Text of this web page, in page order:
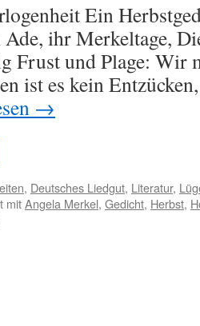
Ein
ihr Merkeltage,
Frust und Plage: Wir
ist es kein
→
, Deutsches Liedgut, Literatur,
mitAngela Merkel, Gedicht, Herbst,